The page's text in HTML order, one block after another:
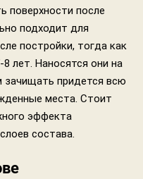
поверхности после
подходит для
постройки, тогда как
лет. Наносятся они на
зачищать придется всю
места. Стоит
эффекта
состава.